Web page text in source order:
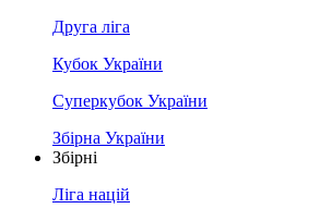
Друга ліга
Кубок України
Суперкубок України
Збірна України
Збірні
Ліга націй